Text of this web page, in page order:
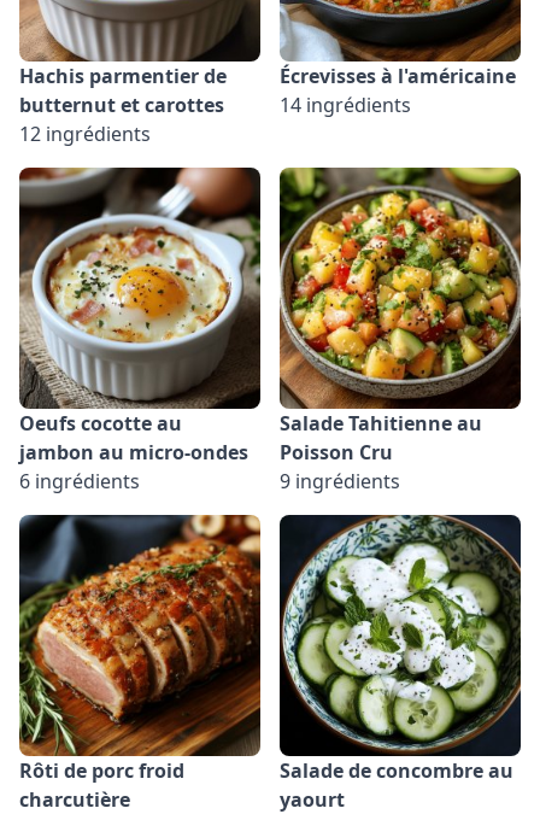
Hachis parmentier de
butternut et carottes
12 ingrédients
Écrevisses à l'américaine
14 ingrédients
Oeufs cocotte au
jambon au micro-ondes
6 ingrédients
Salade Tahitienne au
Poisson Cru
9 ingrédients
Rôti de porc froid
charcutière
Salade de concombre au
yaourt